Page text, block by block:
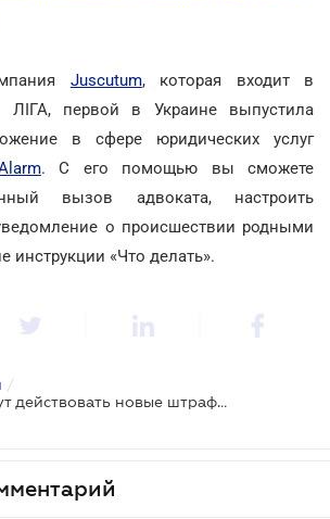
Juscutum, которая входит в
ЛІГА, первой в Украине выпустила
в сфере юридических услуг
. С его помощью вы сможете
вызов адвоката, настроить
о происшествии родными
инструкции «Что делать».
/
С 22 августа начнут действовать новые штрафы для владельцев авто на еврономерах